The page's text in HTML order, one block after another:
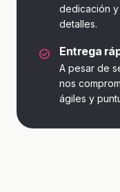
dedicación y
detalles.
check_circle Entrega
A pesar de
nos
ágiles y